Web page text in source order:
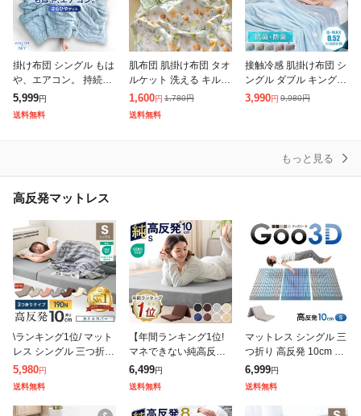
掛け布団 シングル もは
や、エアコン。 持続冷
感 掛け布団 レーヨンケ
ット 洗える リバーシブ
ル 冷感 抗菌 消臭 抗カ
5,999円
送料無料
肌布団 肌掛け布団 タオ
ルケット 洗える キルト
ケット 接触冷感 冷感
ケット暑さ対策 肌掛け
涼感 冷感寝具 エアコン
1,600円 1,780円
送料無料
接触冷感 肌掛け布団 シ
ングル ダブル キング
夏布団 掛け布団 夏掛け
3,990円 9,980円
もっと見る
高反発マットレス
\ランキング1位/ マット
レス シングル 三つ折り
高反発 190N 極厚 10c
m 高品質 WEIMALL み
つ折り 高反発マ
5,980円
送料無料
【年間ランキング1位!
マネできない純高反
発】 全部洗える マット
レス シングル 三つ折り
高反発 洗えるカバー 軽
量 マットレ
6,499円
送料無料
マットレス シングル 三
つ折り 高反発 10cm Go
o3D《グッスリード》
3D 3ゾーン 体圧分散 洗
えるカバー メッシュ
6,999円
送料無料